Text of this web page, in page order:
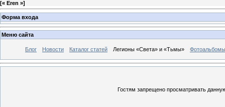
[« Eren »]
Форма входа
Меню сайта
Блог Новости Каталог статей Легионы «Света» и «Тьмы» Фотоальбомы
Гостям запрещено просматривать